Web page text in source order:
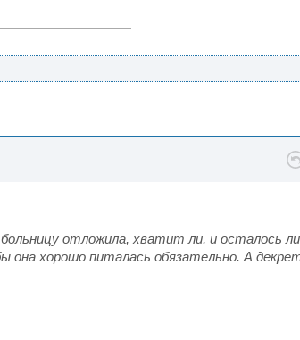
больницу отложила, хватит ли, и осталось
она хорошо питалась обязательно. А